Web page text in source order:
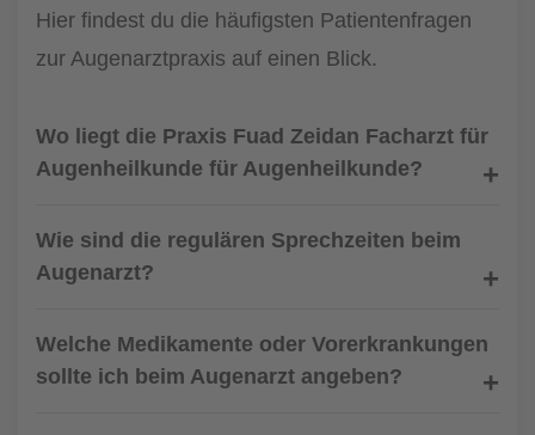
Hier findest du die häufigsten Patientenfragen
zur Augenarztpraxis auf einen Blick.
Wo liegt die Praxis Fuad Zeidan Facharzt für
Augenheilkunde für Augenheilkunde?
Wie sind die regulären Sprechzeiten beim
Augenarzt?
Welche Medikamente oder Vorerkrankungen
sollte ich beim Augenarzt angeben?